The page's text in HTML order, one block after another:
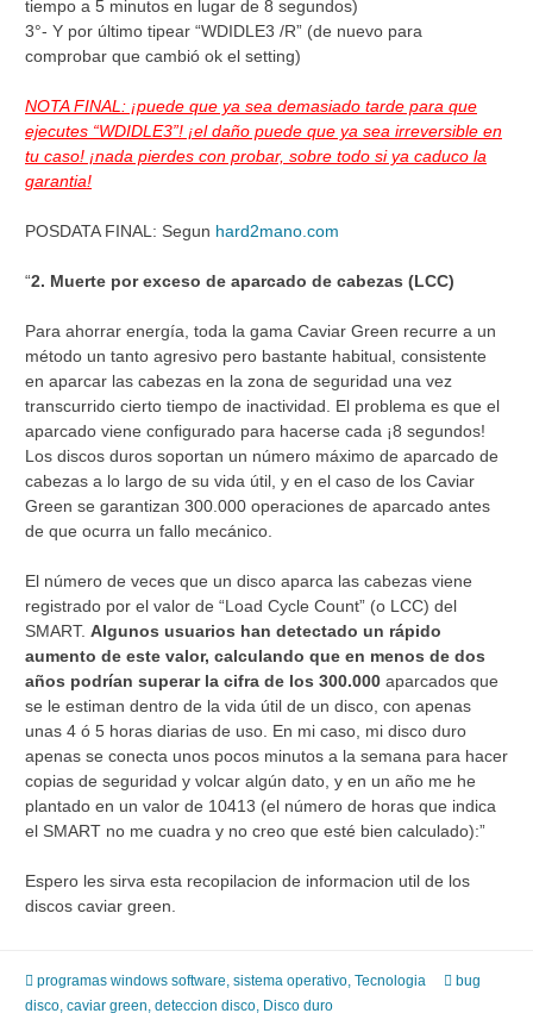
tiempo a 5 minutos en lugar de 8 segundos)
3°- Y por último tipear “WDIDLE3 /R” (de nuevo para
comprobar que cambió ok el setting)
NOTA FINAL: ¡puede que ya sea demasiado tarde para que
ejecutes “WDIDLE3”! ¡el daño puede que ya sea irreversible en
tu caso! ¡nada pierdes con probar, sobre todo si ya caduco la
garantia!
POSDATA FINAL: Segun hard2mano.com
“2. Muerte por exceso de aparcado de cabezas (LCC)
Para ahorrar energía, toda la gama Caviar Green recurre a un
método un tanto agresivo pero bastante habitual, consistente
en aparcar las cabezas en la zona de seguridad una vez
transcurrido cierto tiempo de inactividad. El problema es que el
aparcado viene configurado para hacerse cada ¡8 segundos!
Los discos duros soportan un número máximo de aparcado de
cabezas a lo largo de su vida útil, y en el caso de los Caviar
Green se garantizan 300.000 operaciones de aparcado antes
de que ocurra un fallo mecánico.
El número de veces que un disco aparca las cabezas viene
registrado por el valor de “Load Cycle Count” (o LCC) del
SMART. Algunos usuarios han detectado un rápido
aumento de este valor, calculando que en menos de dos
años podrían superar la cifra de los 300.000 aparcados que
se le estiman dentro de la vida útil de un disco, con apenas
unas 4 ó 5 horas diarias de uso. En mi caso, mi disco duro
apenas se conecta unos pocos minutos a la semana para hacer
copias de seguridad y volcar algún dato, y en un año me he
plantado en un valor de 10413 (el número de horas que indica
el SMART no me cuadra y no creo que esté bien calculado):”
Espero les sirva esta recopilacion de informacion util de los
discos caviar green.
programas windows software, sistema operativo, Tecnologia
bug
disco, caviar green, deteccion disco, Disco duro